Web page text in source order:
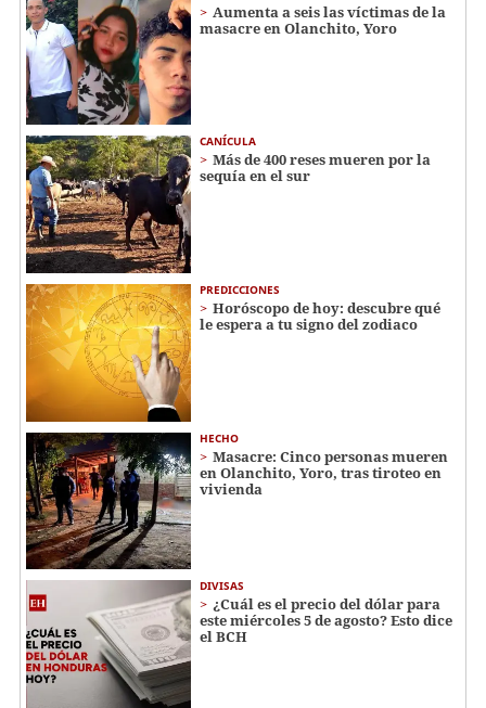
Aumenta a seis las víctimas de la
masacre en Olanchito, Yoro
CANÍCULA
Más de 400 reses mueren por la
sequía en el sur
PREDICCIONES
Horóscopo de hoy: descubre qué
le espera a tu signo del zodiaco
HECHO
Masacre: Cinco personas mueren
en Olanchito, Yoro, tras tiroteo en
vivienda
DIVISAS
¿Cuál es el precio del dólar para
este miércoles 5 de agosto? Esto dice
el BCH